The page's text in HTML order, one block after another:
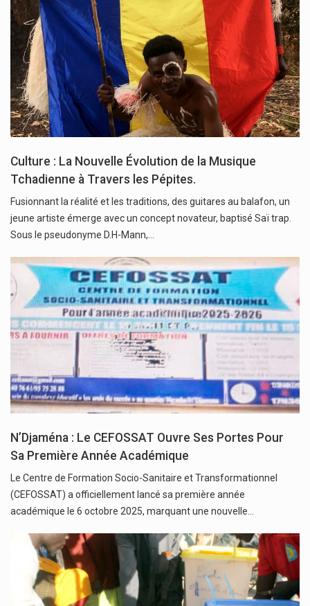
Culture : La Nouvelle Évolution de la Musique
Tchadienne à Travers les Pépites.
Fusionnant la réalité et les traditions, des guitares au balafon, un
jeune artiste émerge avec un concept novateur, baptisé Saï trap.
Sous le pseudonyme D.H-Mann,…
N’Djaména : Le CEFOSSAT Ouvre Ses Portes Pour
Sa Première Année Académique
Le Centre de Formation Socio-Sanitaire et Transformationnel
(CEFOSSAT) a officiellement lancé sa première année
académique le 6 octobre 2025, marquant une nouvelle…